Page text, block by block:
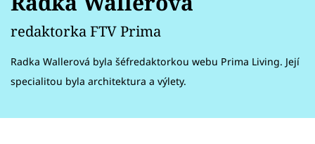
Design
Sledujte prima+
redaktorka FTV Prima
Radka Wallerová byla šéfredaktorkou webu Prima Living. Její
specialitou byla architektura a výlety.